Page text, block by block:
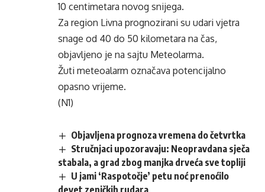
10 centimetara novog snijega.
Za region Livna prognozirani su udari vjetra
snage od 40 do 50 kilometara na čas,
objavljeno je na sajtu Meteolarma.
Žuti meteoalarm označava potencijalno
opasno vrijeme.
(N1)
Objavljena prognoza vremena do četvrtka
Stručnjaci upozoravaju: Neopravdana sječa
stabala, a grad zbog manjka drveća sve topliji
U jami ‘Raspotočje’ petu noć prenoćilo